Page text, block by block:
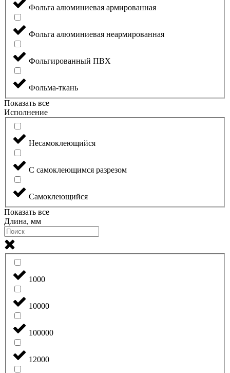
Фольга алюминиевая армированная
Фольга алюминиевая неармированная
Фольгированный ПВХ
Фольма-ткань
Показать все
Исполнение
Несамоклеющийся
С самоклеющимся разрезом
Самоклеющийся
Показать все
Длина, мм
1000
10000
100000
12000